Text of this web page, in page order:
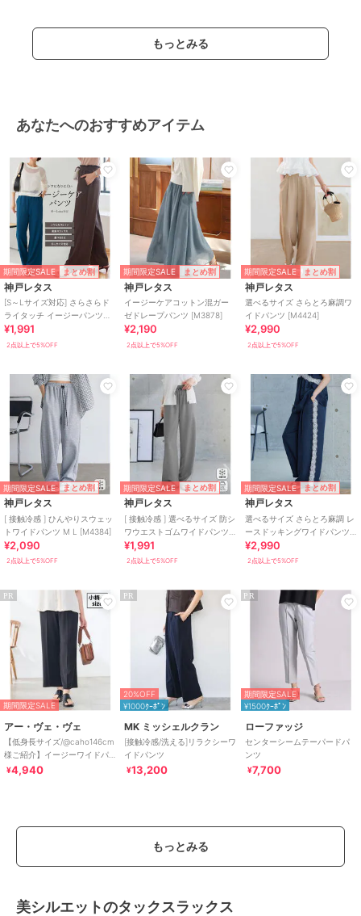
スタイル/ビジネス/カジュア
セレモニー・入学式・卒業式
ー/ストレートパンツ
ル/セレモニー・入学式・卒業式
原産国 中国
もっとみる
あなたへのおすすめアイテム
期間限定SALE まとめ割
神戸レタス
[S～Lサイズ対応] さらさらド
ライタッチ イージーパンツ
[M3949]
¥1,991
2点以上で5%OFF
期間限定SALE まとめ割
神戸レタス
イージーケアコットン混ガー
ゼドレープパンツ [M3878]
¥2,190
2点以上で5%OFF
期間限定SALE まとめ割
神戸レタス
選べるサイズ さらとろ麻調ワ
イドパンツ [M4424]
¥2,990
2点以上で5%OFF
期間限定SALE まとめ割
神戸レタス
[ 接触冷感 ] ひんやりスウェッ
トワイドパンツ M L [M4384]
¥2,090
2点以上で5%OFF
期間限定SALE まとめ割
神戸レタス
[ 接触冷感 ] 選べるサイズ 防シ
ワウエストゴムワイドパンツ
[M4432]
¥1,991
2点以上で5%OFF
期間限定SALE まとめ割
神戸レタス
選べるサイズ さらとろ麻調 レ
ースドッキングワイドパンツ
[M4435]
¥2,990
2点以上で5%OFF
PR
期間限定SALE
アー・ヴェ・ヴェ
【低身長サイズ/@caho146cm
様ご紹介】イージーワイドパ
ンツ［接触冷感/速乾/UVカッ
¥4,940
PR
20%OFF
¥1000ｸｰﾎﾟﾝ
MK ミッシェルクラン
[接触冷感/洗える]リラクシーワ
イドパンツ
¥13,200
PR
期間限定SALE
¥1500ｸｰﾎﾟﾝ
ローファッジ
センターシームテーパードパ
ンツ
¥7,700
もっとみる
美シルエットのタックスラックス